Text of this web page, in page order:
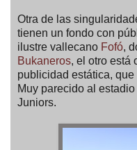
Otra de las
tienen un fondo con
ilustre vallecano Fofó,
Bukaneros, el otro está
publicidad estática,
Muy parecido al
Juniors.